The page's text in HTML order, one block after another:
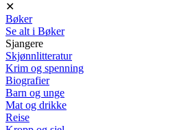
✕
Bøker
Se alt i Bøker
Sjangere
Skjønnlitteratur
Krim og spenning
Biografier
Barn og unge
Mat og drikke
Reise